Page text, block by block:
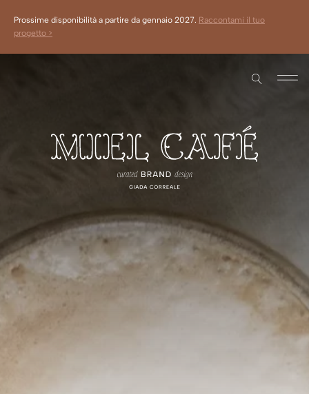
Prossime disponibilità a partire da gennaio 2027. Raccontami il tuo
progetto >